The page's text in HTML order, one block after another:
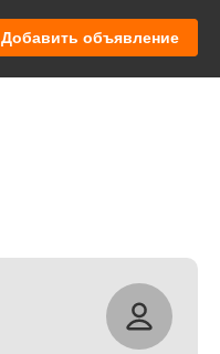
Добавить объявление